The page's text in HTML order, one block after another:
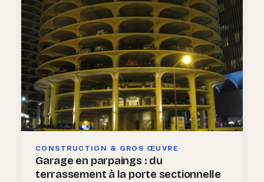
CONSTRUCTION & GROS ŒUVRE
Garage en parpaings : du
terrassement à la porte sectionnelle